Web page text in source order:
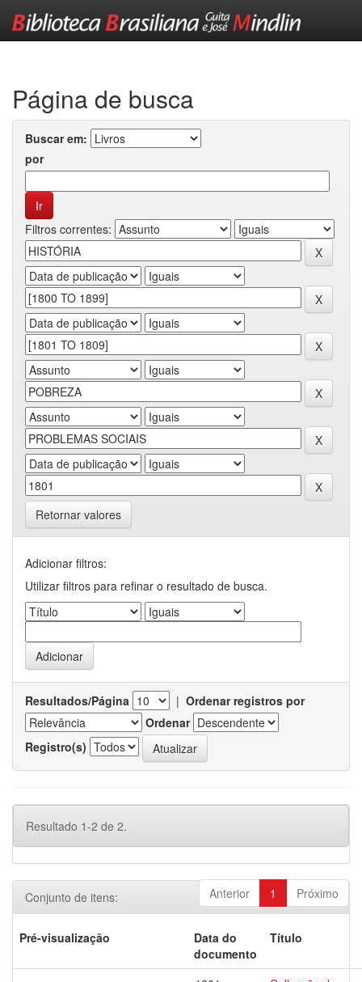
Página de busca
Buscar em:
por
Filtros correntes:
Retornar valores
Adicionar filtros:
Utilizar filtros para refinar o resultado de busca.
Resultados/Página | Ordenar registros por
Ordenar
Registro(s)
Resultado 1-2 de 2.
Anterior 1 Próximo
Conjunto de itens:
Pré-visualização
Data do
documento
Título